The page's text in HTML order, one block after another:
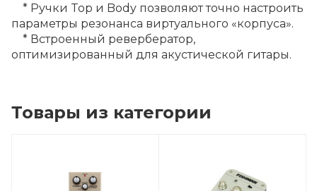
* Ручки Top и Body позволяют точно настроить
параметры резонанса виртуального «корпуса».
* Встроенный ревербератор,
оптимизированный для акустической гитары.
Товары из категории